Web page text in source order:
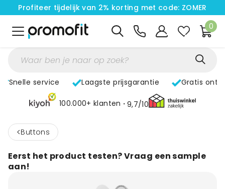
Profiteer tijdelijk van 2% korting met code: ZOMER
0
Snelle service Laagste prijsgarantie Gratis
100.000+ klanten 9,7/10
< Buttons
Eerst het product testen? Vraag een sample
aan!